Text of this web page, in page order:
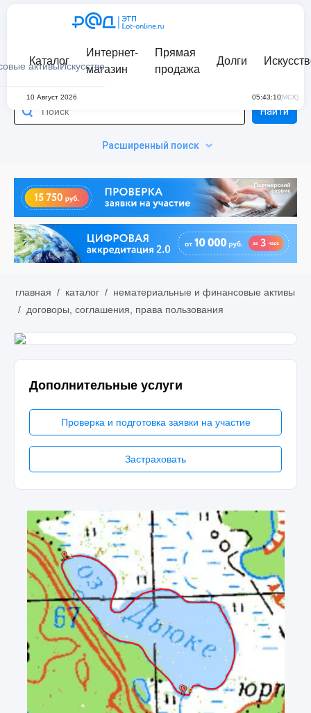
активыИскусство
Каталог
Интернет-
магазин
Прямая
продажа
Долги
10 Август 2026 05:43:10(МСК)
Расширенный поиск
Найти
главная / каталог / нематериальные и финансовые активы
/ договоры, соглашения, права пользования
Дополнительные услуги
Проверка и подготовка заявки на участие
Застраховать